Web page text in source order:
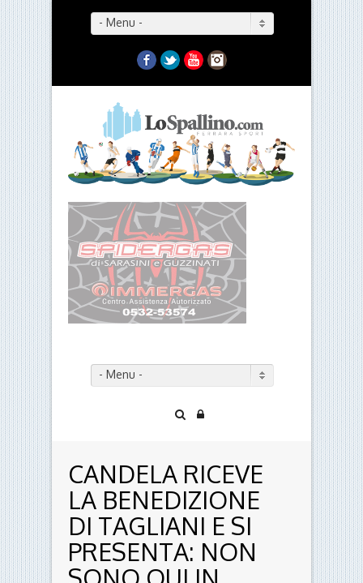
- Menu -
Facebook
TwitterYouTubeInstagram
- Menu -
CANDELA RICEVE
LA BENEDIZIONE
DI TAGLIANI E SI
PRESENTA: NON